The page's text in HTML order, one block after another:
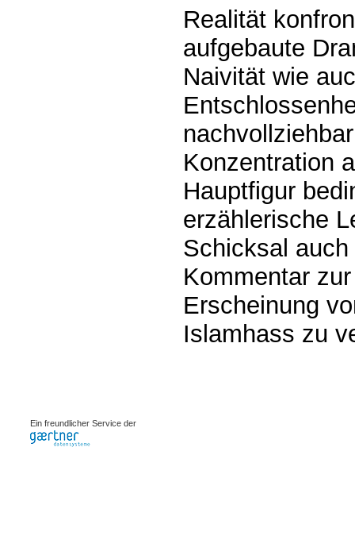
Realität
aufgebaute
Naivität wie
Konzentration
Hauptfigur
erzählerische
Schicksal
Kommentar
Erscheinung
Islamhass zu
Ein freundlicher Service der